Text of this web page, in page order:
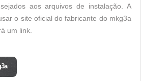
aos arquivos de instalação. A
o site oficial do fabricante do mkg3a
um link.